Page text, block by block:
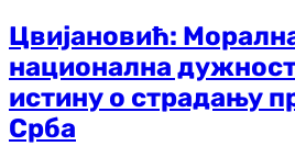
Цвијановић:
национална
истину о страдању
Срба